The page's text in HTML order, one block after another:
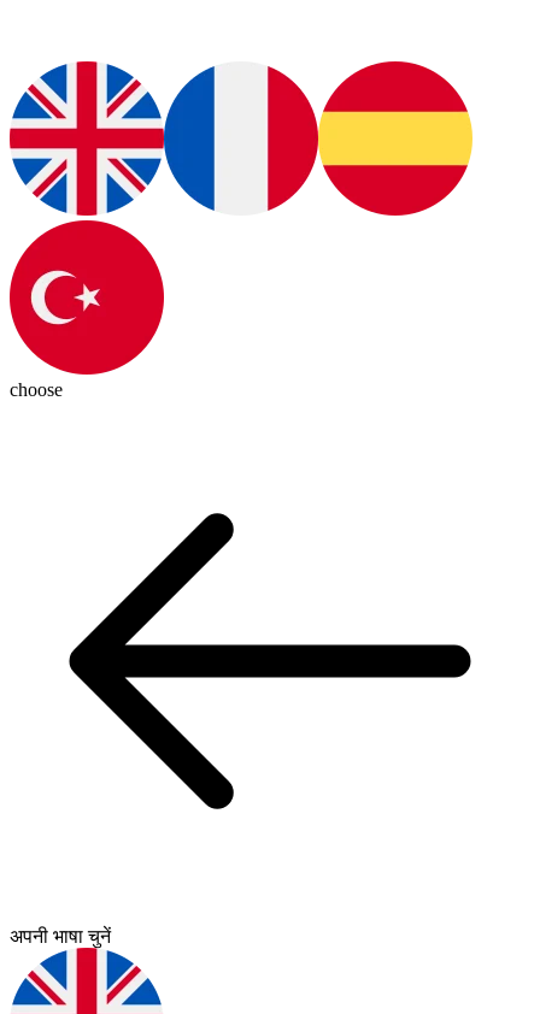
choose
अपनी भाषा चुनें